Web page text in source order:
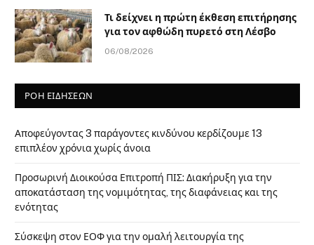
Τι δείχνει η πρώτη έκθεση επιτήρησης
για τον αφθώδη πυρετό στη Λέσβο
06/08/2026
ΡΟΗ ΕΙΔΗΣΕΩΝ
Αποφεύγοντας 3 παράγοντες κινδύνου κερδίζουμε 13
επιπλέον χρόνια χωρίς άνοια
Προσωρινή Διοικούσα Επιτροπή ΠΙΣ: Διακήρυξη για την
αποκατάσταση της νομιμότητας, της διαφάνειας και της
ενότητας
Σύσκεψη στον ΕΟΦ για την ομαλή λειτουργία της